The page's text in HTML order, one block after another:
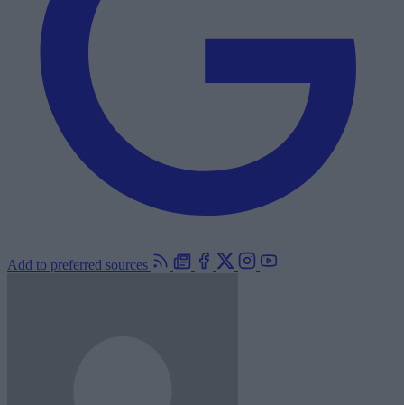
Add to preferred sources